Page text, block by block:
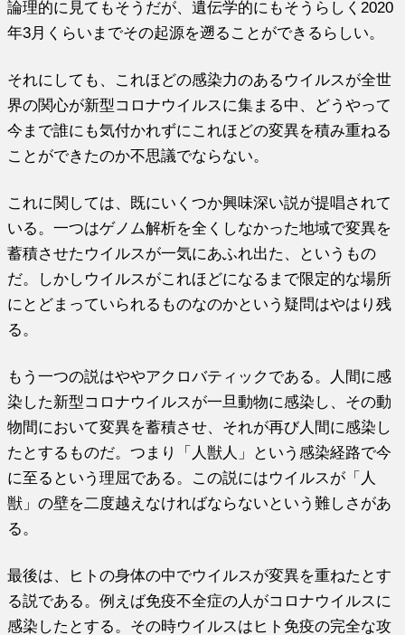
論理的に見てもそうだが、遺伝学的にもそうらしく2020
年3月くらいまでその起源を遡ることができるらしい。
それにしても、これほどの感染力のあるウイルスが全世
界の関心が新型コロナウイルスに集まる中、どうやって
今まで誰にも気付かれずにこれほどの変異を積み重ねる
ことができたのか不思議でならない。
これに関しては、既にいくつか興味深い説が提唱されて
いる。一つはゲノム解析を全くしなかった地域で変異を
蓄積させたウイルスが一気にあふれ出た、というもの
だ。しかしウイルスがこれほどになるまで限定的な場所
にとどまっていられるものなのかという疑問はやはり残
る。
もう一つの説はややアクロバティックである。人間に感
染した新型コロナウイルスが一旦動物に感染し、その動
物間において変異を蓄積させ、それが再び人間に感染し
たとするものだ。つまり「人獣人」という感染経路で今
に至るという理屈である。この説にはウイルスが「人
獣」の壁を二度越えなければならないという難しさがあ
る。
最後は、ヒトの身体の中でウイルスが変異を重ねたとす
る説である。例えば免疫不全症の人がコロナウイルスに
感染したとする。その時ウイルスはヒト免疫の完全な攻